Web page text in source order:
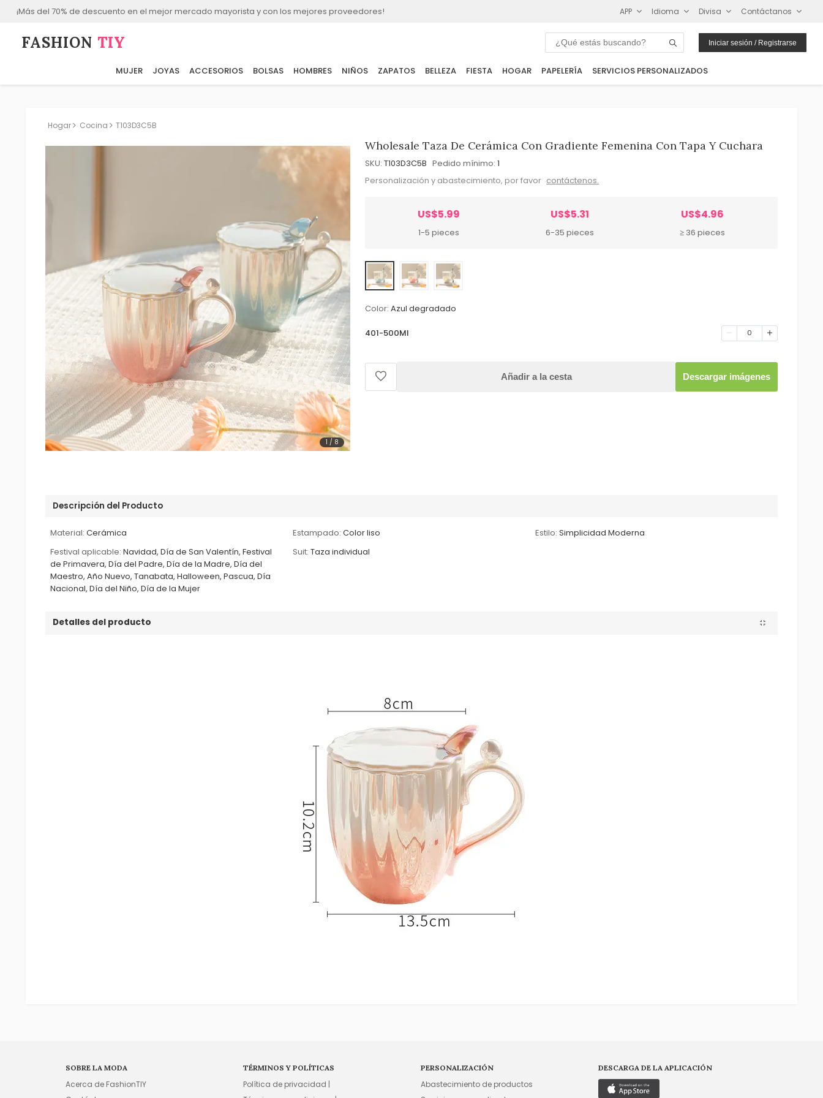
¡Más del 70% de descuento en el mejor mercado mayorista y con los mejores proveedores! APP Idioma Divisa Contáctanos
FASHION⁠ TIY Iniciar sesión / Registrarse
MUJER JOYAS ACCESORIOS BOLSAS HOMBRES NIÑOS ZAPATOS BELLEZA FIESTA HOGAR PAPELERÍA SERVICIOS PERSONALIZADOS
Hogar Cocina T103D3C5B
1 / 8
Wholesale Taza De Cerámica Con Gradiente Femenina Con Tapa Y Cuchara
SKU: T103D3C5B Pedido mínimo: 1
Personalización y abastecimiento, por favor contáctenos.
US$5.99
1-5 pieces
US$5.31
6-35 pieces
US$4.96
≥ 36 pieces
Color: Azul degradado
401-500Ml 0
Añadir a la cesta Descargar imágenes
Descripción del Producto
Material: Cerámica Estampado: Color liso Estilo: Simplicidad Moderna
Festival aplicable: Navidad, Día de San Valentín, Festival
de Primavera, Día del Padre, Día de la Madre, Día del
Maestro, Año Nuevo, Tanabata, Halloween, Pascua, Día
Nacional, Día del Niño, Día de la Mujer
Suit: Taza individual
Detalles del producto
SOBRE LA MODA
Acerca de FashionTIY
TÉRMINOS Y POLÍTICAS
Política de privacidad |
PERSONALIZACIÓN
Abastecimiento de productos
DESCARGA DE LA APLICACIÓN